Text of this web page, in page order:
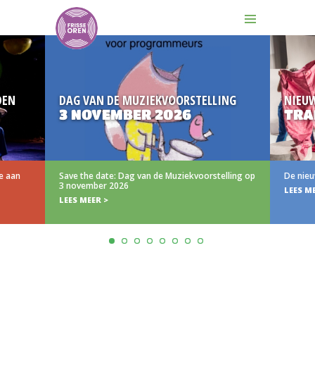
aan
DAG VAN DE MUZIEKVOORSTELLING
3 NOVEMBER 2026
Save the date: Dag van de Muziekvoorstelling op
3 november 2026
LEES MEER >
De
LEES